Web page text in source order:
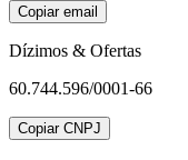
Copiar email
Dízimos & Ofertas
60.744.596/0001-66
Copiar CNPJ